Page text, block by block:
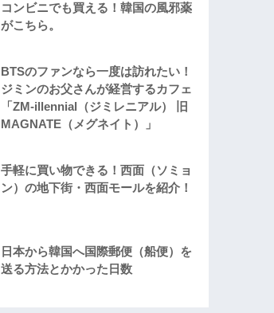
コンビニでも買える！韓国の風邪薬
がこちら。
BTSのファンなら一度は訪れたい！
ジミンのお父さんが経営するカフェ
「ZM‐illennial（ジミレニアル） 旧
MAGNATE（メグネイト）」
手軽に買い物できる！西面（ソミョ
ン）の地下街・西面モールを紹介！
日本から韓国へ国際郵便（船便）を
送る方法とかかった日数